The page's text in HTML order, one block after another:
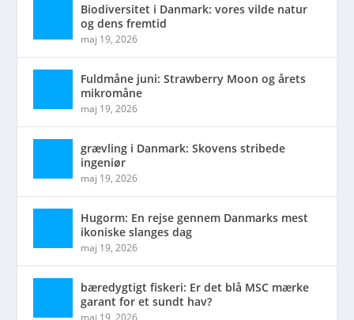
Biodiversitet i Danmark: vores vilde natur
og dens fremtid
maj 19, 2026
Fuldmåne juni: Strawberry Moon og årets
mikromåne
maj 19, 2026
grævling i Danmark: Skovens stribede
ingeniør
maj 19, 2026
Hugorm: En rejse gennem Danmarks mest
ikoniske slanges dag
maj 19, 2026
bæredygtigt fiskeri: Er det blå MSC mærke
garant for et sundt hav?
maj 19, 2026